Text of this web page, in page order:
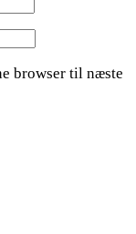
browser til næste